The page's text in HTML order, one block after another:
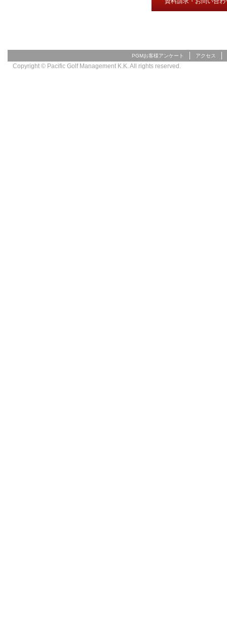
PGMお客様アンケート アクセス
Copyright © Pacific Golf Management K.K. All rights reserved.